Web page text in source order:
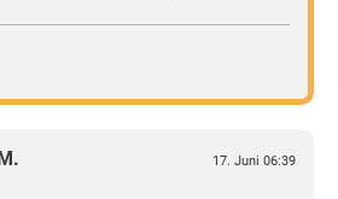
17. Juni 06:39